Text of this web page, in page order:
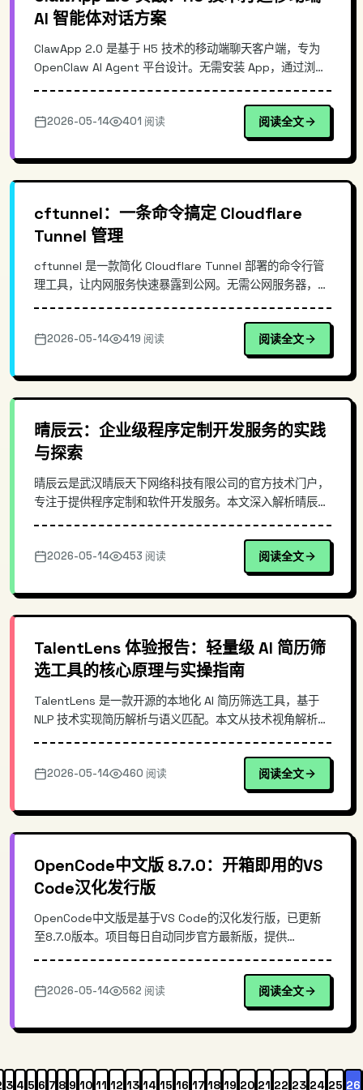
AI 智能体对话方案
ClawApp 2.0 是基于 H5 技术的移动端聊天客户端，专为
OpenClaw AI Agent 平台设计。无需安装 App，通过浏览
议实现低延迟实时通信，配合虚拟滚动优化长对话场景。轻
量化架构让开发者能在 10 分钟内完成集成，适合需要移动
2026-05-14 401 阅读 阅读全文
cftunnel：一条命令搞定 Cloudflare
Tunnel 管理
cftunnel 是一款简化 Cloudflare Tunnel 部署的命令行管
理工具，让内网服务快速暴露到公网。无需公网服务器，一
进程。相比直接使用 cloudflared，cftunnel 大幅降低了
配置门槛，适合个人开发者和小型团队快速部署内网服务。
2026-05-14 419 阅读 阅读全文
晴辰云：企业级程序定制开发服务的实践
与探索
晴辰云是武汉晴辰天下网络科技有限公司的官方技术门户，
专注于提供程序定制和软件开发服务。本文深入解析晴辰云
数字化转型中的应用价值。从实际项目交付角度，介绍其技
术选型、架构设计、代码规范等核心环节，为有定制开发需
2026-05-14 453 阅读 阅读全文
TalentLens 体验报告：轻量级 AI 简历筛
选工具的核心原理与实操指南
TalentLens 是一款开源的本地化 AI 简历筛选工具，基于
NLP 技术实现简历解析与语义匹配。本文从技术视角解析其
配置与实操示例。适合需要快速处理大量简历、提升招聘效
率的 HR 和技术团队。
2026-05-14 460 阅读 阅读全文
OpenCode中文版 8.7.0：开箱即用的VS
Code汉化发行版
OpenCode中文版是基于VS Code的汉化发行版，已更新
至8.7.0版本。项目每日自动同步官方最新版，提供
案彻底解决中文字体渲染和界面乱码问题，无需手动配置，
开箱即用。相比传统中文插件，版本同步速度更快，安装更
2026-05-14 562 阅读 阅读全文
3 4 5 6 7 8 9 10 11 12 13 14 15 16 17 18 19 20 21 22 23 24 25 26